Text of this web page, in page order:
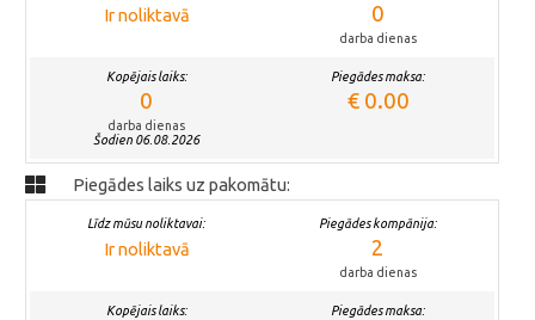
Ir noliktavā 0
darba dienas
Kopējais laiks:
0
darba dienas
Šodien 06.08.2026
Piegādes maksa:
€ 0.00
Piegādes laiks uz pakomātu:
Līdz mūsu noliktavai:
Ir noliktavā
Piegādes kompānija:
2
darba dienas
Kopējais laiks: Piegādes maksa: